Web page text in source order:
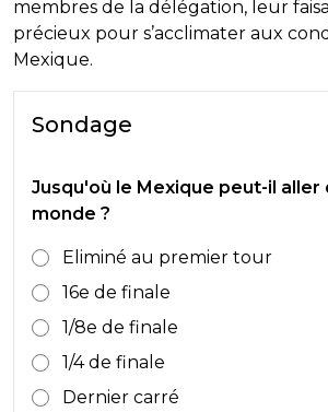
membres de la délégation, leur
précieux pour s’acclimater aux
Mexique.
Sondage
Jusqu'où le Mexique peut-il
monde ?
Eliminé au premier tour
16e de finale
1/8e de finale
1/4 de finale
Dernier carré